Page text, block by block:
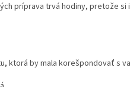
príprava trvá hodiny, pretože
ktorá by mala korešpondovať s